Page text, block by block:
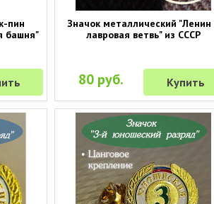
пин
башня"
Значок металлический "Ленин
лавровая ветвь" из СССР
80 руб. Купить